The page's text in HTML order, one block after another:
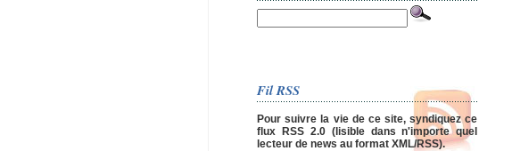
Fil RSS
Pour suivre la vie de ce site, syndiquez ce
flux RSS 2.0 (lisible dans n'importe quel
lecteur de news au format XML/RSS).